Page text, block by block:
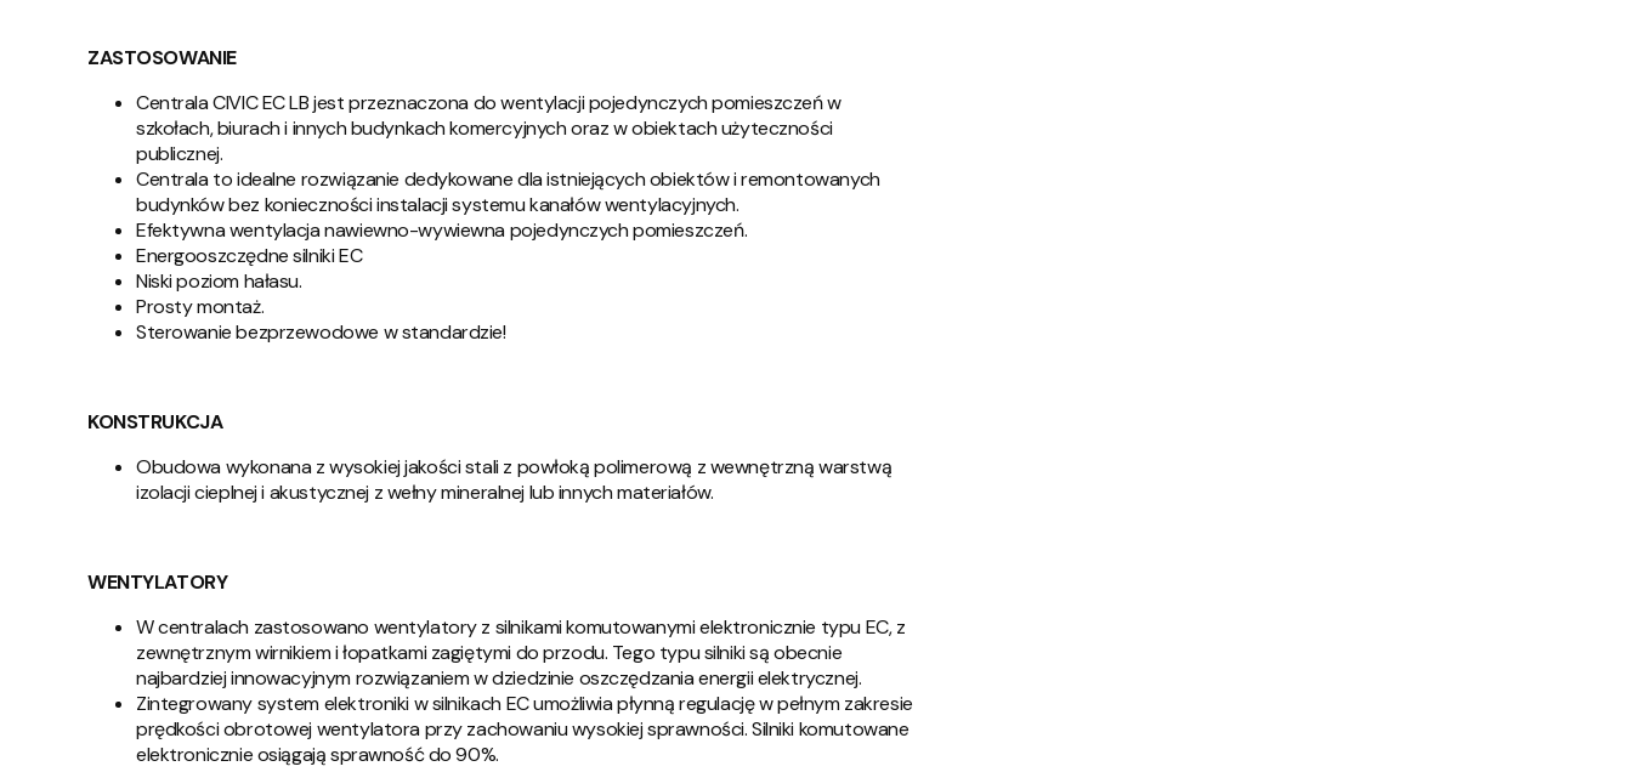
ZASTOSOWANIE
Centrala CIVIC EC LB jest przeznaczona do wentylacji pojedynczych pomieszczeń w
szkołach, biurach i innych budynkach komercyjnych oraz w obiektach użyteczności
publicznej.
Centrala to idealne rozwiązanie dedykowane dla istniejących obiektów i remontowanych
budynków bez konieczności instalacji systemu kanałów wentylacyjnych.
Efektywna wentylacja nawiewno-wywiewna pojedynczych pomieszczeń.
Energooszczędne silniki EC
Niski poziom hałasu.
Prosty montaż.
Sterowanie bezprzewodowe w standardzie!
KONSTRUKCJA
Obudowa wykonana z wysokiej jakości stali z powłoką polimerową z wewnętrzną warstwą
izolacji cieplnej i akustycznej z wełny mineralnej lub innych materiałów.
WENTYLATORY
W centralach zastosowano wentylatory z silnikami komutowanymi elektronicznie typu EC, z
zewnętrznym wirnikiem i łopatkami zagiętymi do przodu. Tego typu silniki są obecnie
najbardziej innowacyjnym rozwiązaniem w dziedzinie oszczędzania energii elektrycznej.
Zintegrowany system elektroniki w silnikach EC umożliwia płynną regulację w pełnym zakresie
prędkości obrotowej wentylatora przy zachowaniu wysokiej sprawności. Silniki komutowane
elektronicznie osiągają sprawność do 90%.